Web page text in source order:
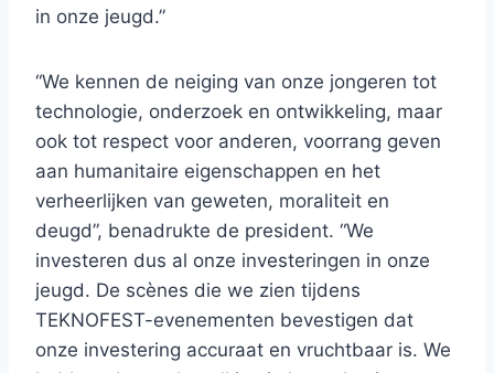
in onze jeugd.”
“We kennen de neiging van onze jongeren tot
technologie, onderzoek en ontwikkeling, maar
ook tot respect voor anderen, voorrang geven
aan humanitaire eigenschappen en het
verheerlijken van geweten, moraliteit en
deugd”, benadrukte de president. “We
investeren dus al onze investeringen in onze
jeugd. De scènes die we zien tijdens
TEKNOFEST-evenementen bevestigen dat
onze investering accuraat en vruchtbaar is. We